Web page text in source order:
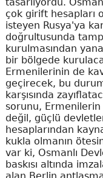
çok girift hesapları
isteyen Rusya'ya
doğrultusunda
kurulmasından
bir bölgede
Ermenilerinin de
geçirecek, bu
karşısında
sorunu, Ermenilerin
değil, güçlü
hesaplarından
kukla olmanın
var ki, Osmanlı
baskısı altında